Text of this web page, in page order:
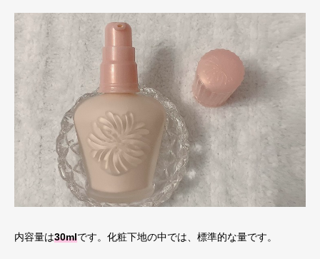
内容量は30mlです。化粧下地の中では、標準的な量です。